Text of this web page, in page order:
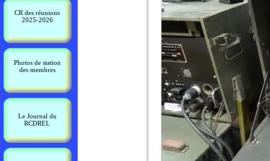
CR des réunions
2025-2026
Photos de station
des membres
Le Journal du
RCDREL